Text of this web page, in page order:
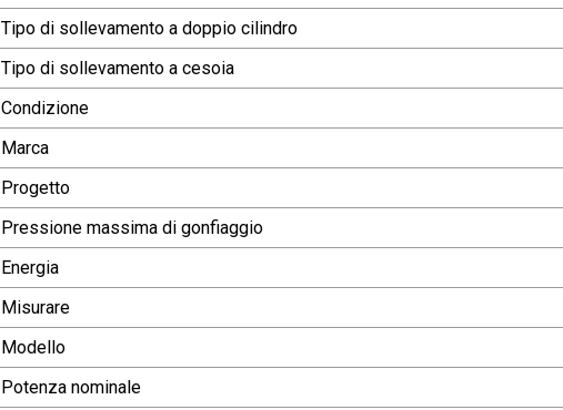
Tipo di sollevamento a doppio cilindro
Tipo di sollevamento a cesoia
Condizione
Marca
Progetto
Pressione massima di gonfiaggio
Energia
Misurare
Modello
Potenza nominale